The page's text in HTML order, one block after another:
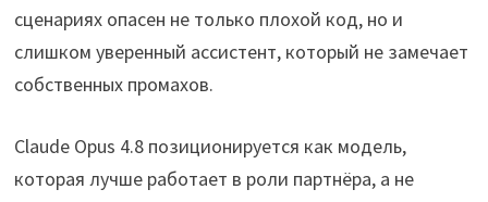
сценариях опасен не только плохой код, но и
слишком уверенный ассистент, который не замечает
собственных промахов.
Claude Opus 4.8 позиционируется как модель,
которая лучше работает в роли партнёра, а не